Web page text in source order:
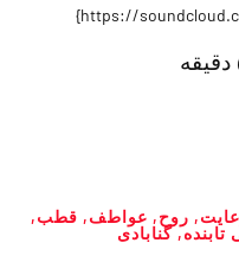
, روح, عواطف, قطب,
تابنده,گنابادی